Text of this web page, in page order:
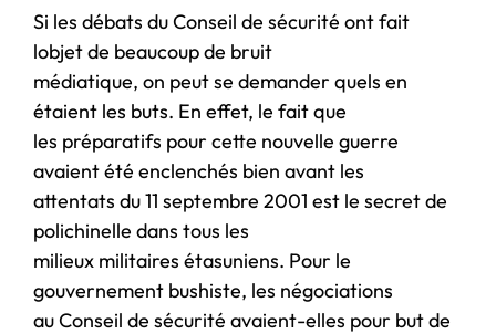
Si les débats du Conseil de sécurité ont fait
lobjet de beaucoup de bruit
médiatique, on peut se demander quels en
étaient les buts. En effet, le fait que
les préparatifs pour cette nouvelle guerre
avaient été enclenchés bien avant les
attentats du 11 septembre 2001 est le secret de
polichinelle dans tous les
milieux militaires étasuniens. Pour le
gouvernement bushiste, les négociations
au Conseil de sécurité avaient-elles pour but de